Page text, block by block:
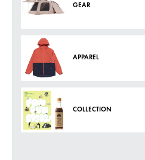
GEAR
APPAREL
COLLECTION